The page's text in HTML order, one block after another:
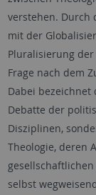
verstehen. Durch
mit der
Pluralisierung
Frage nach dem
Dabei
Debatte der
Disziplinen,
Theologie, deren
selbst